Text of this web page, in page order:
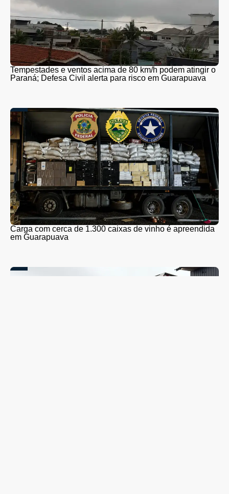
Tempestades e ventos acima de 80 km/h podem atingir o
Paraná; Defesa Civil alerta para risco em Guarapuava
Carga com cerca de 1.300 caixas de vinho é apreendida
em Guarapuava